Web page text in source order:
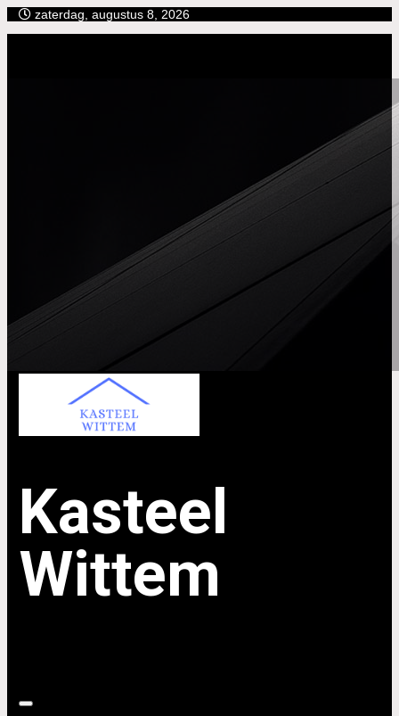
Ga zaterdag, augustus 8, 2026
Kasteel
Wittem